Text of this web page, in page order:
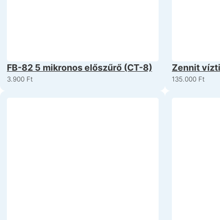
FB-82 5 mikronos előszűrő (CT-8)
3.900 Ft
Zennit
135.000 Ft